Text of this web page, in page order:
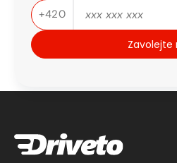
Telefon
+420
Zavolejte